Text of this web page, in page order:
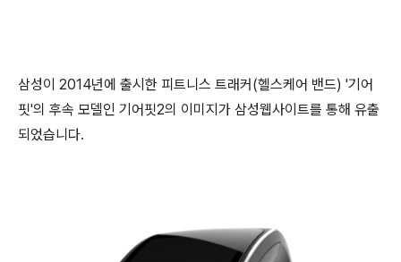
삼성이 2014년에 출시한 피트니스 트래커(헬스케어 밴드) '기어
핏'의 후속 모델인 기어핏2의 이미지가 삼성웹사이트를 통해 유출
되었습니다.